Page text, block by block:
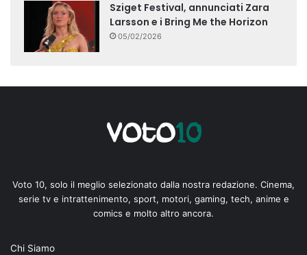
Sziget Festival, annunciati Zara
Larsson e i Bring Me the Horizon
05/02/2026
Voto 10, solo il meglio selezionato dalla nostra redazione. Cinema,
serie tv e intrattenimento, sport, motori, gaming, tech, anime e
comics e molto altro ancora.
Chi Siamo